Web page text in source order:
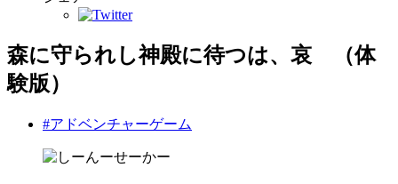
森に守られし神殿に待つは、哀 （体
験版）
#アドベンチャーゲーム